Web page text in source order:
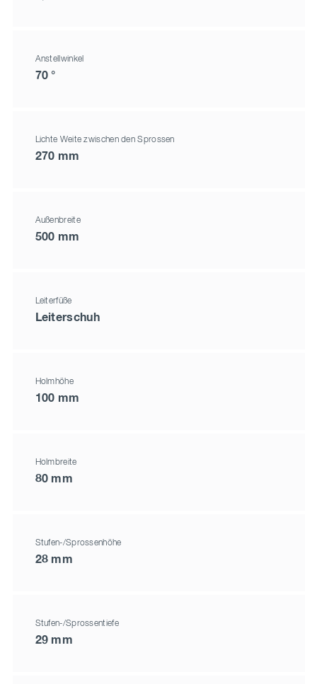
Anstellwinkel
70 °
Lichte Weite zwischen den Sprossen
270 mm
Außenbreite
500 mm
Leiterfüße
Leiterschuh
Holmhöhe
100 mm
Holmbreite
80 mm
Stufen-/Sprossenhöhe
28 mm
Stufen-/Sprossentiefe
29 mm